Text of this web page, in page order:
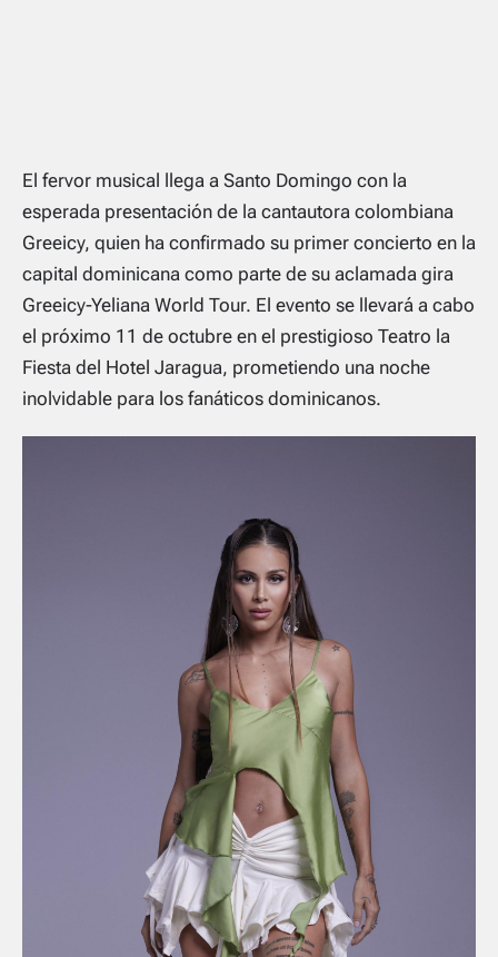
El fervor musical llega a Santo Domingo con la
esperada presentación de la cantautora colombiana
Greeicy, quien ha confirmado su primer concierto en la
capital dominicana como parte de su aclamada gira
Greeicy-Yeliana World Tour. El evento se llevará a cabo
el próximo 11 de octubre en el prestigioso Teatro la
Fiesta del Hotel Jaragua, prometiendo una noche
inolvidable para los fanáticos dominicanos.